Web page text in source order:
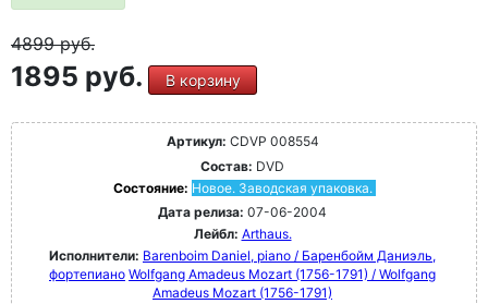
4899руб.
1895 руб. В корзину
Артикул: CDVP 008554
Состав: DVD
Состояние: Новое. Заводская упаковка.
Дата релиза: 07-06-2004
Лейбл: Arthaus.
Исполнители: Barenboim Daniel, piano / Баренбойм Даниэль,
фортепиано Wolfgang Amadeus Mozart (1756-1791) / Wolfgang
Amadeus Mozart (1756-1791)